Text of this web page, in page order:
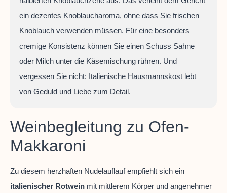
ein dezentes Knoblaucharoma, ohne dass Sie frischen
Knoblauch verwenden müssen. Für eine besonders
cremige Konsistenz können Sie einen Schuss Sahne
oder Milch unter die Käsemischung rühren. Und
vergessen Sie nicht: Italienische Hausmannskost lebt
von Geduld und Liebe zum Detail.
Weinbegleitung zu Ofen-
Makkaroni
Zu diesem herzhaften Nudelauflauf empfiehlt sich ein
italienischer Rotwein mit mittlerem Körper und angenehmer